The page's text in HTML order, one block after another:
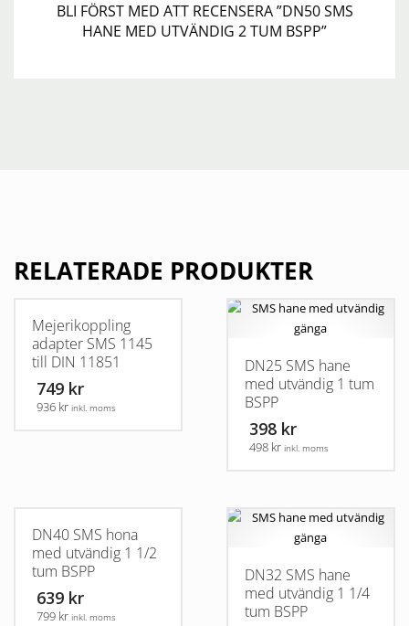
BLI FÖRST MED ATT RECENSERA ”DN50 SMS
HANE MED UTVÄNDIG 2 TUM BSPP”
RELATERADE PRODUKTER
Mejerikoppling
adapter SMS 1145
till DIN 11851
749 kr
936 kr inkl. moms
DN25 SMS hane
med utvändig 1 tum
BSPP
398 kr
498 kr inkl. moms
DN40 SMS hona
med utvändig 1 1/2
tum BSPP
639 kr
799 kr inkl. moms
DN32 SMS hane
med utvändig 1 1/4
tum BSPP